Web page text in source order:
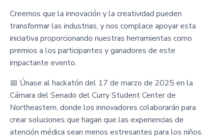
Creemos que la innovación y la creatividad pueden
transformar las industrias, y nos complace apoyar esta
iniciativa proporcionando nuestras herramientas como
premios a los participantes y ganadores de este
impactante evento.
📅 Únase al hackatón del 17 de marzo de 2025 en la
Cámara del Senado del Curry Student Center de
Northeastern, donde los innovadores colaborarán para
crear soluciones que hagan que las experiencias de
atención médica sean menos estresantes para los niños.